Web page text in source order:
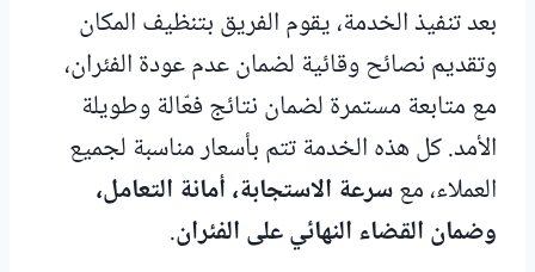
بعد تنفيذ الخدمة، يقوم الفريق بتنظيف المكان
وتقديم نصائح وقائية لضمان عدم عودة الفئران،
مع متابعة مستمرة لضمان نتائج فعّالة وطويلة
الأمد. كل هذه الخدمة تتم بأسعار مناسبة لجميع
العملاء، معسرعة الاستجابة، أمانة التعامل،
وضمان القضاء النهائي على الفئران.